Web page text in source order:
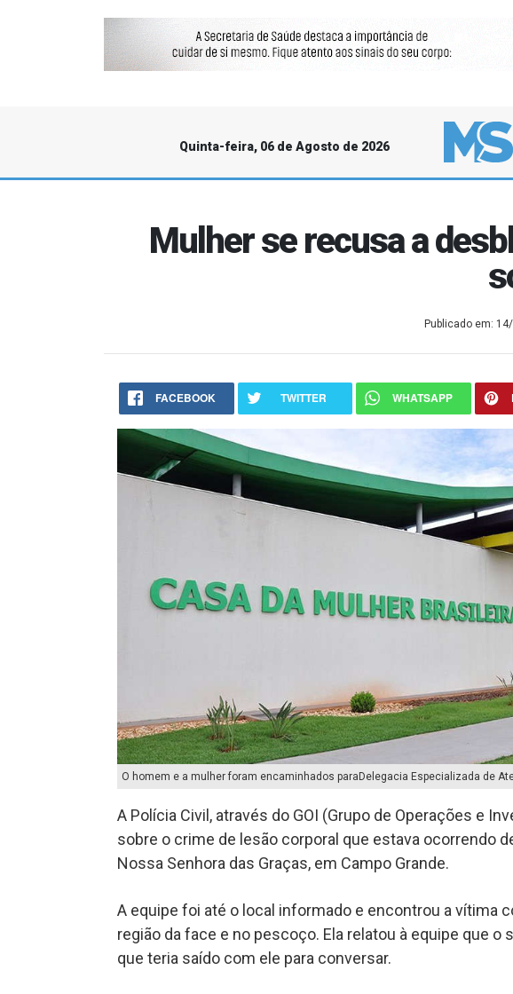
Quinta-feira, 06 de Agosto de 2026
Mulher se recusa a
Publicado em:
FACEBOOK TWITTER WHATSAPP
O homem e a mulher foram encaminhados paraDelegacia Especializada de
A Polícia Civil, através do GOI (Grupo de Operações e
sobre o crime de lesão corporal que estava ocorrendo
Nossa Senhora das Graças, em Campo Grande.
A equipe foi até o local informado e encontrou a vítima
região da face e no pescoço. Ela relatou à equipe que
que teria saído com ele para conversar.